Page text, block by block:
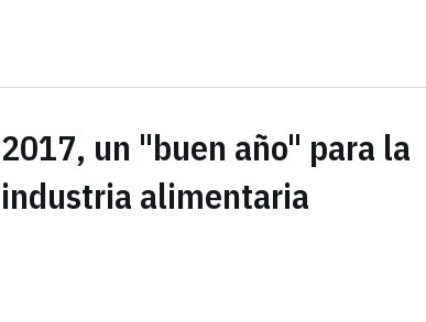
2017, un "buen año" para la
industria alimentaria